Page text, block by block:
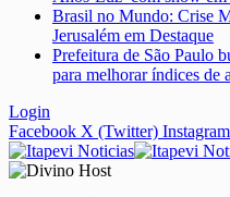
Brasil no Mundo: Crise
Jerusalém em Destaque
Prefeitura de São Paulo
para melhorar índices de
Login
Facebook X (Twitter) Instagram